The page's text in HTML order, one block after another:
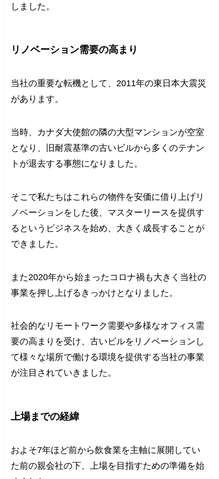
しました。
リノベーション需要の高まり
当社の重要な転機として、2011年の東日本大震災
があります。
当時、カナダ大使館の隣の大型マンションが空室
となり、旧耐震基準の古いビルから多くのテナン
トが退去する事態になりました。
そこで私たちはこれらの物件を安価に借り上げリ
ノベーションをした後、マスターリースを提供す
るというビジネスを始め、大きく成長することが
できました。
また2020年から始まったコロナ禍も大きく当社の
事業を押し上げるきっかけとなりました。
社会的なリモートワーク需要や多様なオフィス需
要の高まりを受け、古いビルをリノベーションし
て様々な場所で働ける環境を提供する当社の事業
が注目されていきました。
上場までの経緯
およそ7年ほど前から飲食業を主軸に展開してい
た前の親会社の下、上場を目指すための準備を始